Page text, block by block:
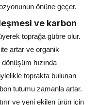
önüne geçer.
ve karbon
toprağa gübre olur.
artar ve organik
hızında
toprakta bulunan
tutumu zamanla artar.
ve yeni ekilen ürün için